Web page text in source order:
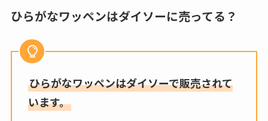
てる？薬局やイオン
も調査
ひらがなワッペンはダイソーに売ってる？
ひらがなワッペンはダイソーで販売されて
います。